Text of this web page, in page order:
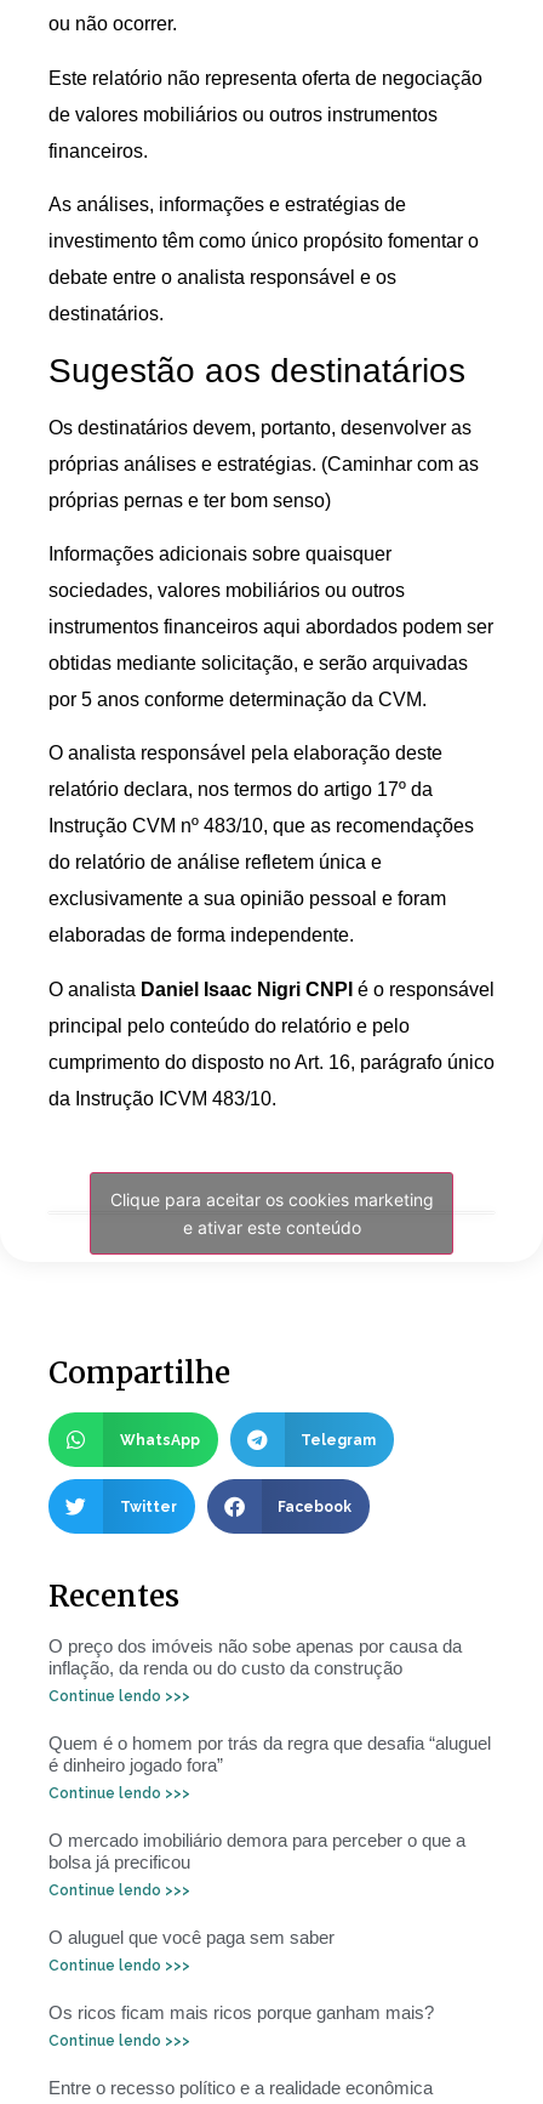
ou não ocorrer.
Este relatório não representa oferta de negociação
de valores mobiliários ou outros instrumentos
financeiros.
As análises, informações e estratégias de
investimento têm como único propósito fomentar o
debate entre o analista responsável e os
destinatários.
Sugestão aos destinatários
Os destinatários devem, portanto, desenvolver as
próprias análises e estratégias. (Caminhar com as
próprias pernas e ter bom senso)
Informações adicionais sobre quaisquer
sociedades, valores mobiliários ou outros
instrumentos financeiros aqui abordados podem ser
obtidas mediante solicitação, e serão arquivadas
por 5 anos conforme determinação da CVM.
O analista responsável pela elaboração deste
relatório declara, nos termos do artigo 17º da
Instrução CVM nº 483/10, que as recomendações
do relatório de análise refletem única e
exclusivamente a sua opinião pessoal e foram
elaboradas de forma independente.
O analista Daniel Isaac Nigri CNPI é o responsável
principal pelo conteúdo do relatório e pelo
cumprimento do disposto no Art. 16, parágrafo único
da Instrução ICVM 483/10.
Clique para aceitar os cookies marketing
e ativar este conteúdo
Compartilhe
WhatsApp Telegram
Twitter Facebook
Recentes
O preço dos imóveis não sobe apenas por causa da
inflação, da renda ou do custo da construção
Continue lendo >>>
Quem é o homem por trás da regra que desafia “aluguel
é dinheiro jogado fora”
Continue lendo >>>
O mercado imobiliário demora para perceber o que a
bolsa já precificou
Continue lendo >>>
O aluguel que você paga sem saber
Continue lendo >>>
Os ricos ficam mais ricos porque ganham mais?
Continue lendo >>>
Entre o recesso político e a realidade econômica